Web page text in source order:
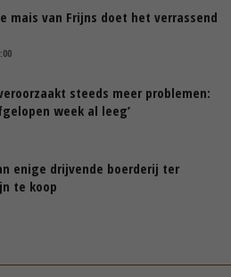
mais van Frijns doet het verrassend
steeds meer problemen:
week al leeg’
enige drijvende boerderij ter
te koop